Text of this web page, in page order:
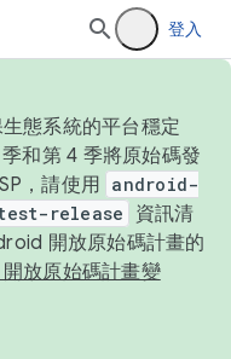
登入
態系統的平台穩定
和第 4 季將原始碼發
，請使用 android-
release
資訊清
開放原始碼計畫的
放原始碼計畫變